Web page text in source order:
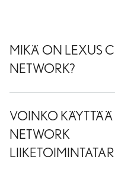
MIKÄ ON LEXUS
NETWORK?
VOINKO
NETWORK